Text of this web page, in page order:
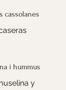
cassolanes
i hummus
y